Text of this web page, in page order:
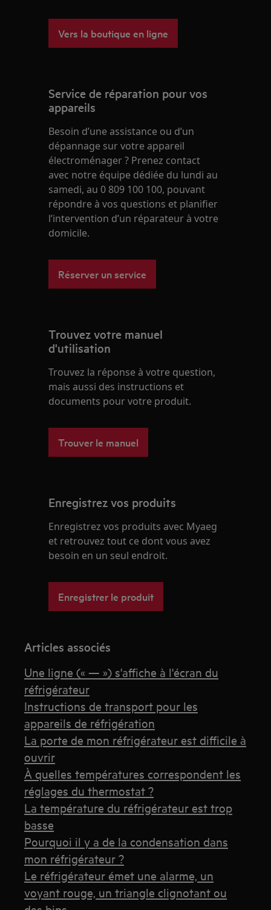
Vers la boutique en ligne
Service de réparation pour vos
appareils
Besoin d’une assistance ou d’un
dépannage sur votre appareil
électroménager ? Prenez contact
avec notre équipe dédiée du lundi au
samedi, au 0 809 100 100, pouvant
répondre à vos questions et planifier
l’intervention d’un réparateur à votre
domicile.
Réserver un service
Trouvez votre manuel
d'utilisation
Trouvez la réponse à votre question,
mais aussi des instructions et
documents pour votre produit.
Trouver le manuel
Enregistrez vos produits
Enregistrez vos produits avec Myaeg
et retrouvez tout ce dont vous avez
besoin en un seul endroit.
Enregistrer le produit
Articles associés
Une ligne (« — ») s'affiche à l'écran du
réfrigérateur
Instructions de transport pour les
appareils de réfrigération
La porte de mon réfrigérateur est difficile à
ouvrir
À quelles températures correspondent les
réglages du thermostat ?
La température du réfrigérateur est trop
basse
Pourquoi il y a de la condensation dans
mon réfrigérateur ?
Le réfrigérateur émet une alarme, un
voyant rouge, un triangle clignotant ou